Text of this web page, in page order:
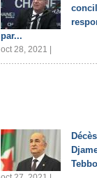
par...
oct 28, 2021 |